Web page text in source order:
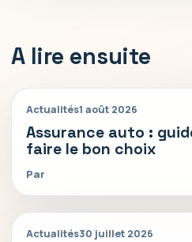
A lire ensuite
Actualités1 août 2026
Assurance auto :
faire le bon choix
Par
Actualités30 juillet 2026